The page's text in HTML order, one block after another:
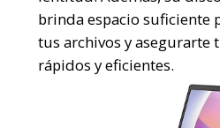
brinda espacio suficiente
tus archivos y asegurarte
rápidos y eficientes.